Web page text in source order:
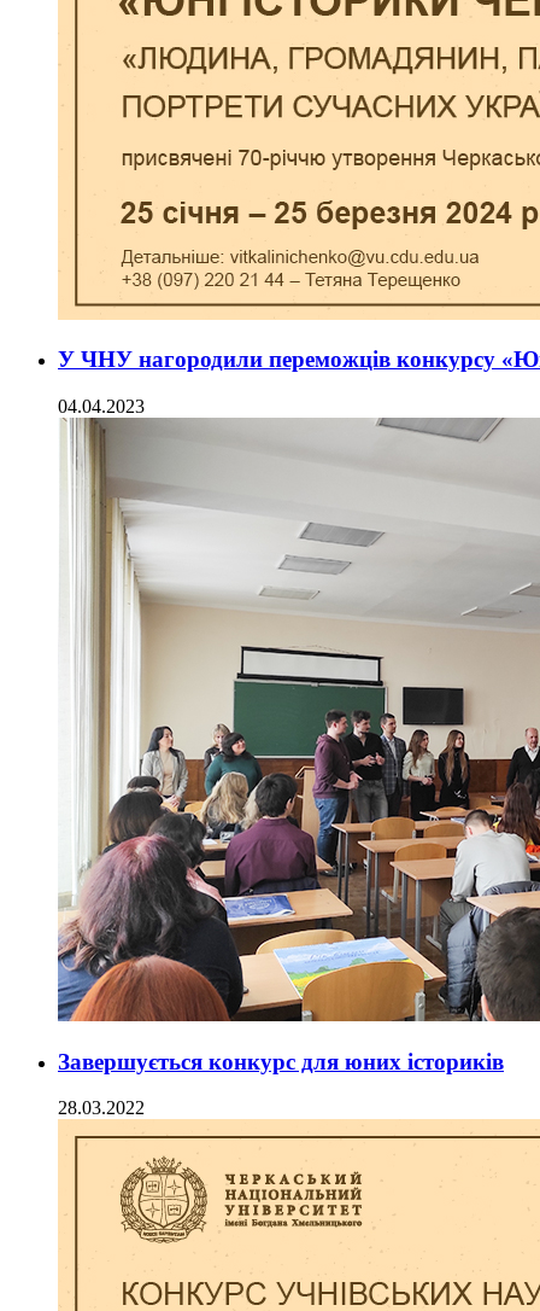
У ЧНУ нагородили переможців конкурсу
04.04.2023
Завершується конкурс для юних істориків
28.03.2022